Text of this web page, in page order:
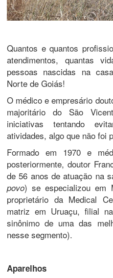
Quantos e quantos
atendimentos, quantas
pessoas nascidas na
Norte de Goiás!
O médico e empresário
majoritário do São
iniciativas tentando
atividades, algo que não foi
Formado em 1970 e
posteriormente, doutor
de 56 anos de atuação na
povo) se especializou em
proprietário da Medical
matriz em Uruaçu, filial
sinônimo de uma das
nesse segmento).
Aparelhos